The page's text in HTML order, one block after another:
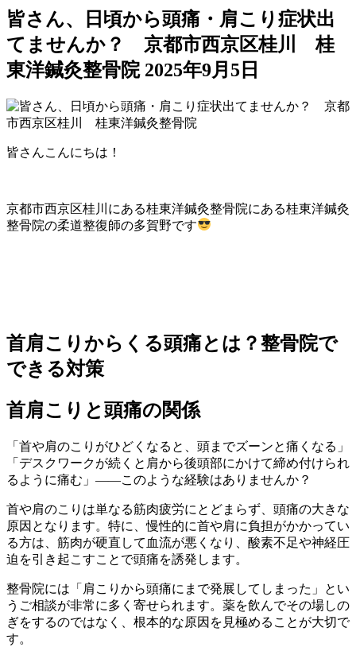
皆さん、日頃から頭痛・肩こり症状出
てませんか？ 京都市西京区桂川 桂
東洋鍼灸整骨院 2025年9月5日
皆さんこんにちは！
京都市西京区桂川にある桂東洋鍼灸整骨院にある桂東洋鍼灸
整骨院の柔道整復師の多賀野です
首肩こりからくる頭痛とは？整骨院で
できる対策
首肩こりと頭痛の関係
「首や肩のこりがひどくなると、頭までズーンと痛くなる」
「デスクワークが続くと肩から後頭部にかけて締め付けられ
るように痛む」――このような経験はありませんか？
首や肩のこりは単なる筋肉疲労にとどまらず、頭痛の大きな
原因となります。特に、慢性的に首や肩に負担がかかってい
る方は、筋肉が硬直して血流が悪くなり、酸素不足や神経圧
迫を引き起こすことで頭痛を誘発します。
整骨院には「肩こりから頭痛にまで発展してしまった」とい
うご相談が非常に多く寄せられます。薬を飲んでその場しの
ぎをするのではなく、根本的な原因を見極めることが大切で
す。